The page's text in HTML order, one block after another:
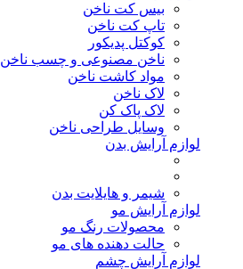
بیس کت ناخن
تاپ کت ناخن
کوکتل پدیکور
ناخن مصنوعی و چسب ناخن
مواد کاشت ناخن
لاک ناخن
لاک پاک کن
وسایل طراحی ناخن
لوازم آرایش بدن
شیمر و هایلایت بدن
لوازم آرایش مو
محصولات رنگ مو
حالت دهنده های مو
لوازم آرایش چشم